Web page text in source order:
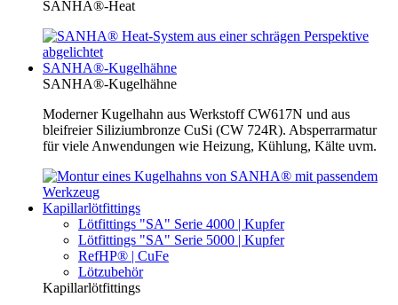
SANHA®-Heat
SANHA®-Kugelhähne
SANHA®-Kugelhähne
Moderner Kugelhahn aus Werkstoff CW617N und aus
bleifreier Siliziumbronze CuSi (CW 724R). Absperrarmatur
für viele Anwendungen wie Heizung, Kühlung, Kälte uvm.
Kapillarlötfittings
Lötfittings "SA" Serie 4000 | Kupfer
Lötfittings "SA" Serie 5000 | Kupfer
RefHP® | CuFe
Lötzubehör
Kapillarlötfittings